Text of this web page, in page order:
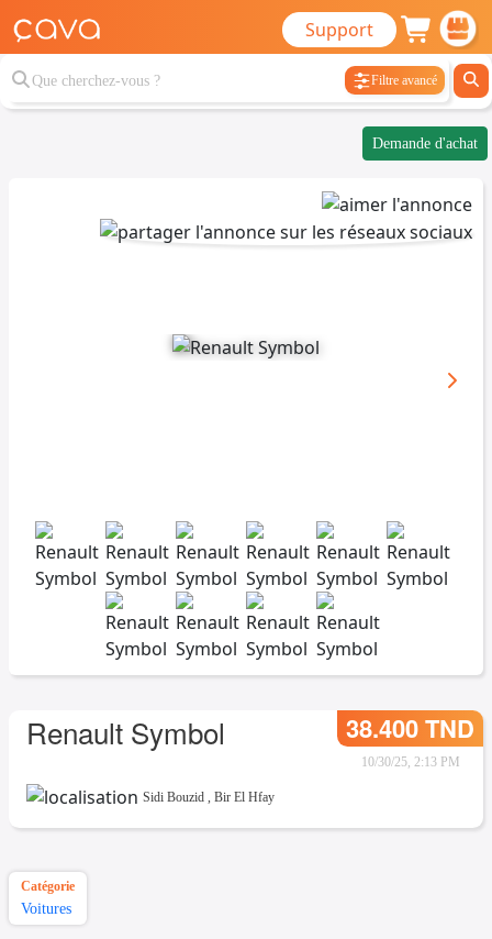
Support
Filtre avancé
Demande d'achat
Renault Symbol 38.400 TND
10/30/25, 2:13 PM
Sidi Bouzid , Bir El Hfay
Catégorie
Voitures